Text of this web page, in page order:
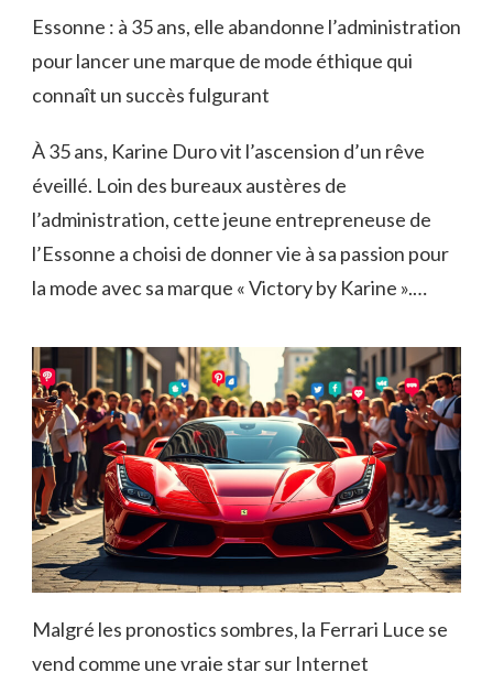
Essonne : à 35 ans, elle abandonne l’administration
pour lancer une marque de mode éthique qui
connaît un succès fulgurant
À 35 ans, Karine Duro vit l’ascension d’un rêve
éveillé. Loin des bureaux austères de
l’administration, cette jeune entrepreneuse de
l’Essonne a choisi de donner vie à sa passion pour
la mode avec sa marque « Victory by Karine ».…
Malgré les pronostics sombres, la Ferrari Luce se
vend comme une vraie star sur Internet